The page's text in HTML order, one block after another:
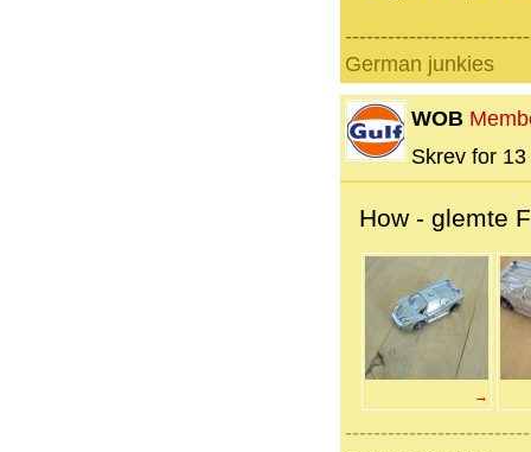
German junkies
WOB
Skrev for
How - glemte
→